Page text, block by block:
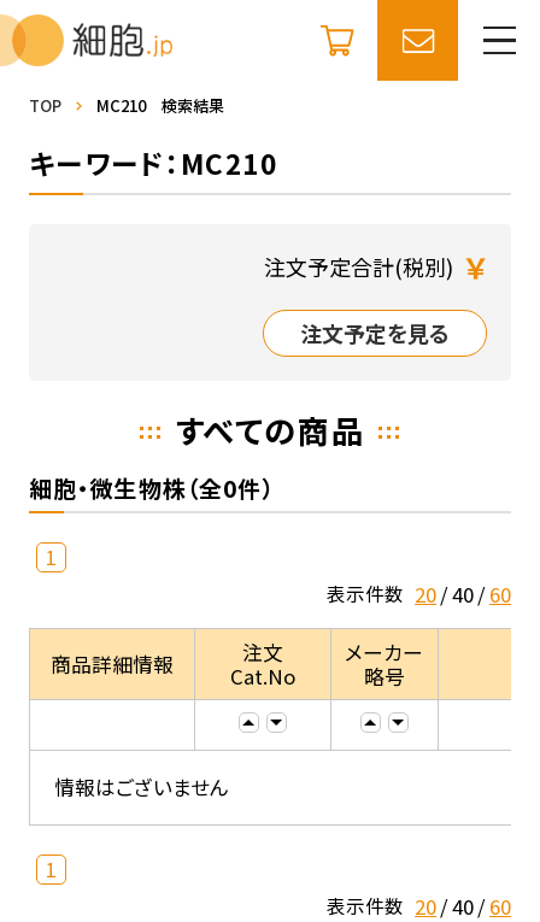
TOP MC210 検索結果
キーワード：MC210
注文予定合計(税別) ￥
注文予定を見る
すべての商品
細胞・微生物株（全0件）
1
表示件数 20 40 60
商品詳細情報
注文
Cat.No
メーカー
略号
情報はございません
1
表示件数 20 40 60